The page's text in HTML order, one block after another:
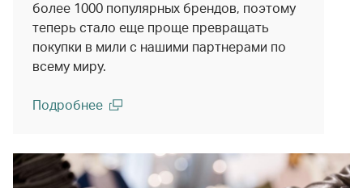
более 1000 популярных брендов, поэтому
теперь стало еще проще превращать
покупки в мили с нашими партнерами по
всему миру.
Подробнее